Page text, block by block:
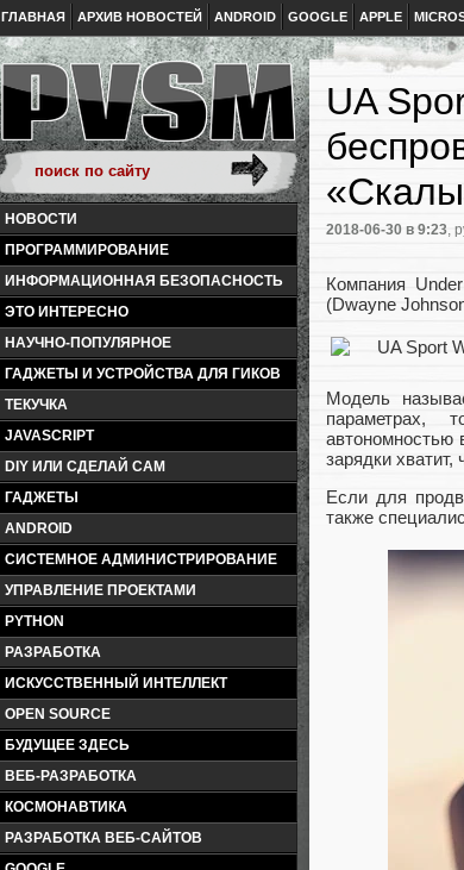
ГЛАВНАЯ АРХИВ НОВОСТЕЙ ANDROID GOOGLE APPLE
НОВОСТИ
ПРОГРАММИРОВАНИЕ
ИНФОРМАЦИОННАЯ БЕЗОПАСНОСТЬ
ЭТО ИНТЕРЕСНО
НАУЧНО-ПОПУЛЯРНОЕ
ГАДЖЕТЫ И УСТРОЙСТВА ДЛЯ ГИКОВ
ТЕКУЧКА
JAVASCRIPT
DIY ИЛИ СДЕЛАЙ САМ
ГАДЖЕТЫ
ANDROID
СИСТЕМНОЕ АДМИНИСТРИРОВАНИЕ
УПРАВЛЕНИЕ ПРОЕКТАМИ
PYTHON
РАЗРАБОТКА
ИСКУССТВЕННЫЙ ИНТЕЛЛЕКТ
OPEN SOURCE
БУДУЩЕЕ ЗДЕСЬ
ВЕБ-РАЗРАБОТКА
КОСМОНАВТИКА
РАЗРАБОТКА ВЕБ-САЙТОВ
UA
2018-06-30 в 9:23,
Компания
(Dwayne
Модель
параметрах,
автономностью
зарядки
Если для
также